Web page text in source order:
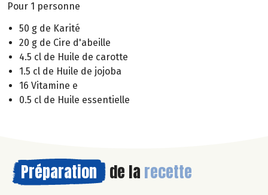
Pour 1 personne
50 g de Karité
20 g de Cire d'abeille
4.5 cl de Huile de carotte
1.5 cl de Huile de jojoba
16 Vitamine e
0.5 cl de Huile essentielle
Préparation de la recette